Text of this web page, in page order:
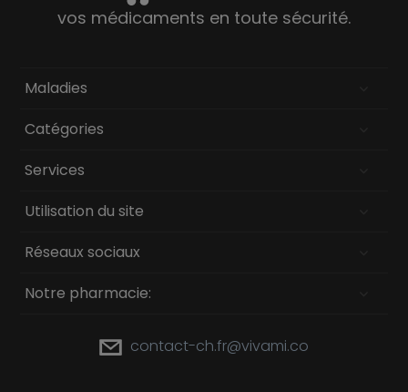
vos médicaments en toute sécurité.
Maladies
Catégories
Services
Utilisation du site
Réseaux sociaux
Notre pharmacie:
contact-ch.fr@vivami.co